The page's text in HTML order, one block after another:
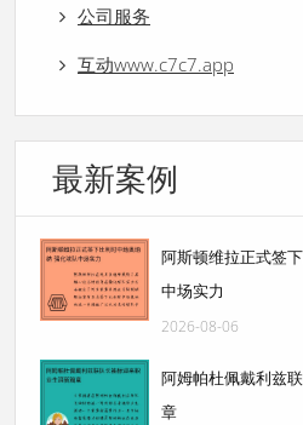
公司服务
互动www.c7c7.app
最新案例
阿斯顿维拉正式签
中场实力
2026-08-06
阿姆帕杜佩戴利兹
章